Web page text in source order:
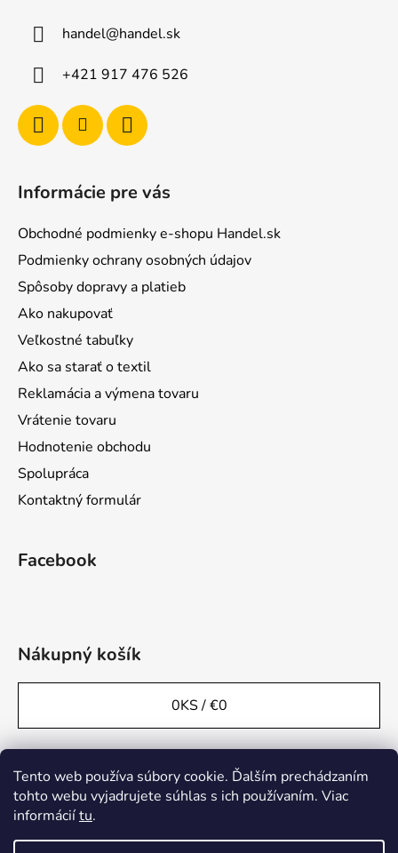
Tento web používa súbory cookie. Ďalším prechádzaním
tohto webu vyjadrujete súhlas s ich používaním. Viac
informáciítu.
handel@handel.sk
+421 917 476 526
Informácie pre vás
Obchodné podmienky e-shopu Handel.sk
Podmienky ochrany osobných údajov
Spôsoby dopravy a platieb
Ako nakupovať
Veľkostné tabuľky
Ako sa starať o textil
Reklamácia a výmena tovaru
Vrátenie tovaru
Hodnotenie obchodu
Spolupráca
Kontaktný formulár
Facebook
Nákupný košík
0KS /€0